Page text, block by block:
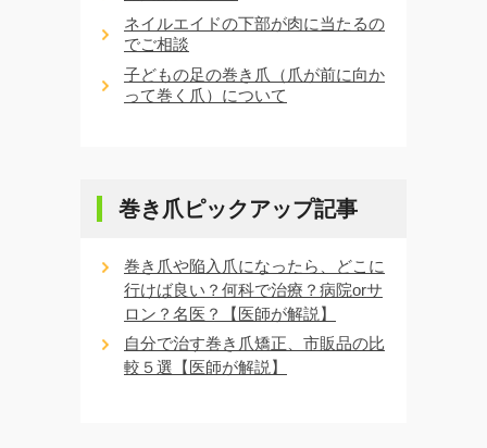
ネイルエイドの下部が肉に当たるの
でご相談
子どもの足の巻き爪（爪が前に向か
って巻く爪）について
巻き爪ピックアップ記事
巻き爪や陥入爪になったら、どこに
行けば良い？何科で治療？病院orサ
ロン？名医？【医師が解説】
自分で治す巻き爪矯正、市販品の比
較５選【医師が解説】